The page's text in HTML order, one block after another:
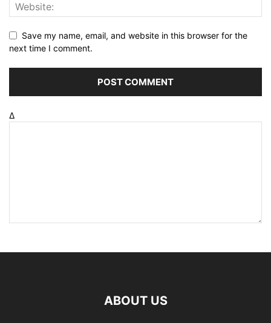
Save my name, email, and website in this browser for the
next time I comment.
Δ
ABOUT US